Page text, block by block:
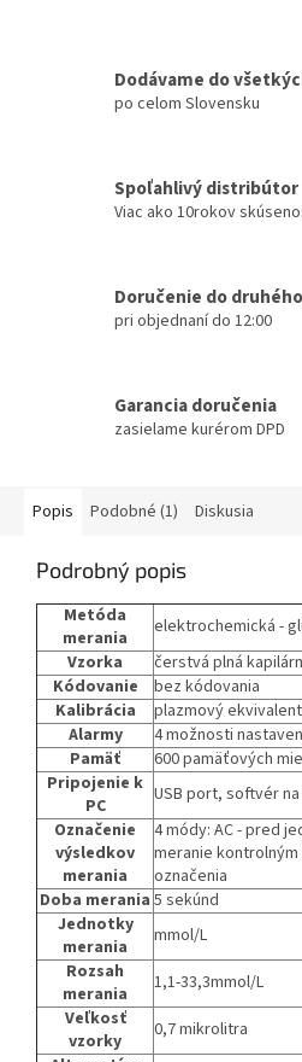
Dodávame do
po celom Slovensku
Spoľahlivý distribútor
Viac ako 10rokov
Doručenie do
pri objednaní do 12:00
Garancia doručenia
zasielame kurérom DPD
Popis Podobné (1) Diskusia
Podrobný popis
Metóda
merania
elektrochemická -
Vzorka
čerstvá plná
Kódovanie
bez kódovania
Kalibrácia
plazmový ekvivalent
Alarmy
4 možnosti
Pamäť
600 pamäťových
Pripojenie k
PC
USB port, softvér
Označenie
výsledkov
merania
4 módy: AC - pred
meranie
označenia
Doba merania 5 sekúnd
Jednotky
merania
mmol/L
Rozsah
merania
1,1-33,3mmol/L
Veľkosť
vzorky
0,7 mikrolitra